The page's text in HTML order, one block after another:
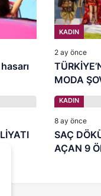
KADIN
2 ay önce
MODA
BAŞLADI
KADIN
8 ay önce
SAÇ
AÇAN 9